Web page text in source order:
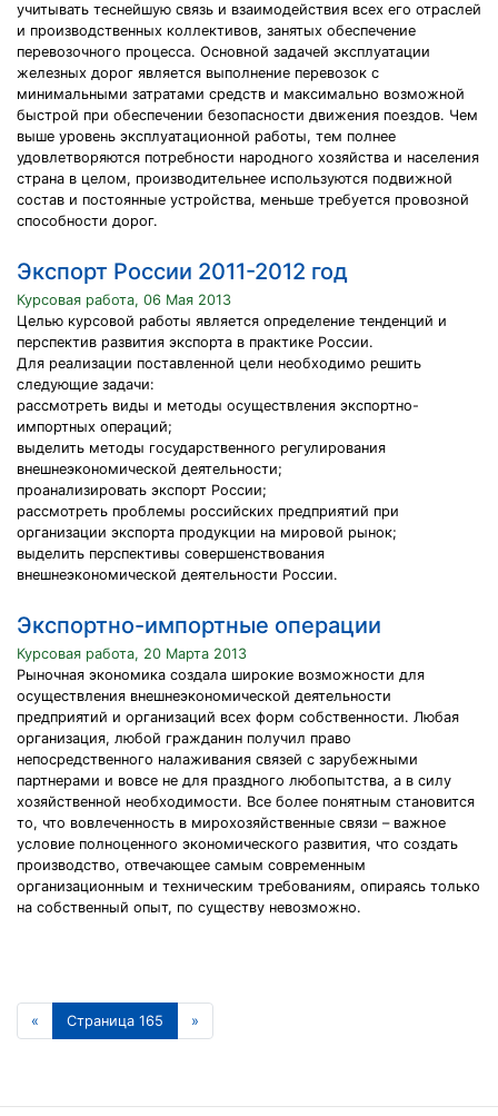
учитывать теснейшую связь и взаимодействия всех его отраслей
и производственных коллективов, занятых обеспечение
перевозочного процесса. Основной задачей эксплуатации
железных дорог является выполнение перевозок с
минимальными затратами средств и максимально возможной
быстрой при обеспечении безопасности движения поездов. Чем
выше уровень эксплуатационной работы, тем полнее
удовлетворяются потребности народного хозяйства и населения
страна в целом, производительнее используются подвижной
состав и постоянные устройства, меньше требуется провозной
способности дорог.
Экспорт России 2011-2012 год
Курсовая работа, 06 Мая 2013
Целью курсовой работы является определение тенденций и
перспектив развития экспорта в практике России.
Для реализации поставленной цели необходимо решить
следующие задачи:
рассмотреть виды и методы осуществления экспортно-
импортных операций;
выделить методы государственного регулирования
внешнеэкономической деятельности;
проанализировать экспорт России;
рассмотреть проблемы российских предприятий при
организации экспорта продукции на мировой рынок;
выделить перспективы совершенствования
внешнеэкономической деятельности России.
Экспортно-импортные операции
Курсовая работа, 20 Марта 2013
Рыночная экономика создала широкие возможности для
осуществления внешнеэкономической деятельности
предприятий и организаций всех форм собственности. Любая
организация, любой гражданин получил право
непосредственного налаживания связей с зарубежными
партнерами и вовсе не для праздного любопытства, а в силу
хозяйственной необходимости. Все более понятным становится
то, что вовлеченность в мирохозяйственные связи – важное
условие полноценного экономического развития, что создать
производство, отвечающее самым современным
организационным и техническим требованиям, опираясь только
на собственный опыт, по существу невозможно.
« Страница 165 »